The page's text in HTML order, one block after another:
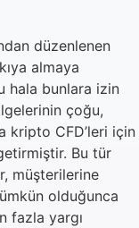
düzenlenen
almaya
hala bunlara izin
çoğu,
kripto CFD’leri için
Bu tür
müşterilerine
olduğunca
fazla yargı